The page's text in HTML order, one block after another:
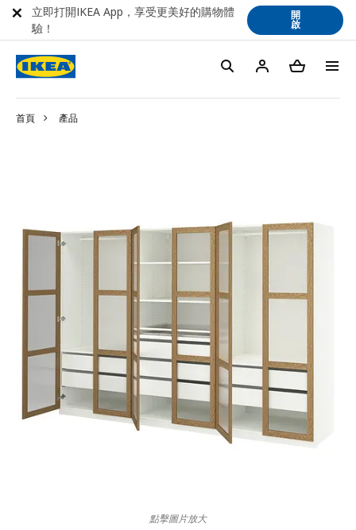
首頁 產品
點擊圖片放大
立即打開IKEA App，享受更美好的購物體
驗！
開
啟